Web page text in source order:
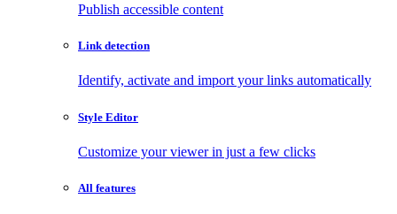
Publish accessible content
Link detection
Identify, activate and import your links automatically
Style Editor
Customize your viewer in just a few clicks
All features